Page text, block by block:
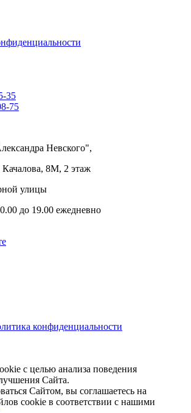
35
75
Невского",
8М, 2 этаж
улицы
до 19.00 ежедневно
конфиденциальности
с целью анализа поведения
Сайта.
Сайтом, вы соглашаетесь на
cookie в соответствии с нашими